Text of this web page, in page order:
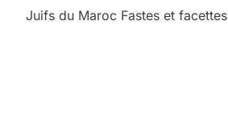
Juifs du Maroc Fastes et facettes